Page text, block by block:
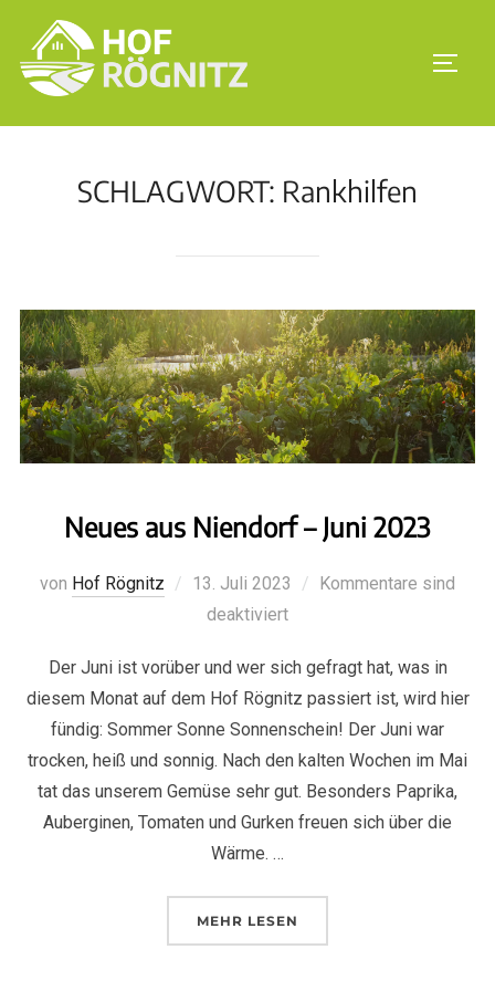
SCHLAGWORT: Rankhilfen
Neues aus Niendorf – Juni 2023
von Hof Rögnitz 13. Juli 2023
Kommentare sind
deaktiviert
Der Juni ist vorüber und wer sich gefragt hat, was in
diesem Monat auf dem Hof Rögnitz passiert ist, wird hier
fündig: Sommer Sonne Sonnenschein! Der Juni war
trocken, heiß und sonnig. Nach den kalten Wochen im Mai
tat das unserem Gemüse sehr gut. Besonders Paprika,
Auberginen, Tomaten und Gurken freuen sich über die
Wärme. …
MEHR LESEN